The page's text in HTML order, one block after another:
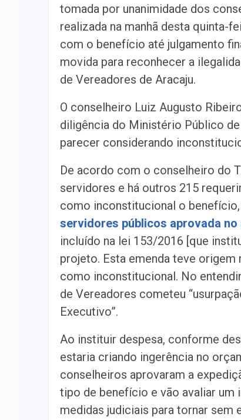
tomada por unanimidade dos
realizada na manhã desta quinta-
com o benefício até julgamento
movida para reconhecer a
de Vereadores de Aracaju.
O conselheiro Luiz Augusto
diligência do Ministério Público
parecer considerando
De acordo com o conselheiro do
servidores e há outros 215
como inconstitucional o
servidores públicos aprovada no
incluído na lei 153/2016 [que
projeto. Esta emenda teve
como inconstitucional. No
de Vereadores cometeu
Executivo”.
Ao instituir despesa, conforme
estaria criando ingerência no
conselheiros aprovaram a
tipo de benefício e vão avaliar um
medidas judiciais para tornar